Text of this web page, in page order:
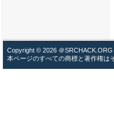
Copyright © 2026 ＠SRCHACK.ORG
本ページのすべての商標と著作権は